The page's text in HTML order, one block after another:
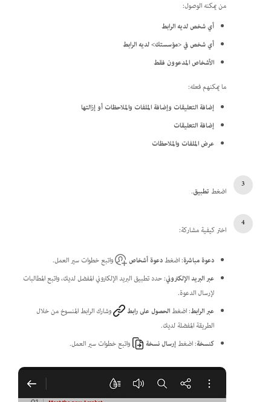
من يمكنه الوصول:
أي شخص لديه الرابط
أي شخص في <مؤسستك> لديه الرابط
الأشخاص المدعوون فقط
ما يمكنهم فعله:
إضافة التعليقات وإضافة الملفات والملاحظات أو إزالتها
إضافة التعليقات
عرض الملفات والملاحظات
اضغط تطبيق.
اختر كيفية مشاركة:
دعوة مباشرة: اضغطدعوة أشخاص
واتبع خطوات سير العمل.
عبر البريد الإلكتروني: حدد تطبيق البريد الإلكتروني المفضل لديك، واتبع المطالبات
لإرسال الدعوة.
عبر الرابط: اضغطالحصول على رابط
وشارك الرابط المنسوخ من خلال
الطريقة المفضلة لديك.
كنسخة: اضغطإرسال نسخة واتبع خطوات سير العمل.